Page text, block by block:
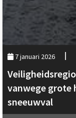
7 januari 2026
vanwege grote
sneeuwval